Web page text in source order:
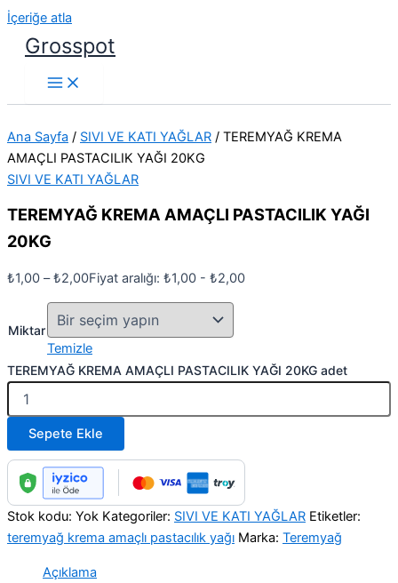
İçeriğe atla
Grosspot
Ana Sayfa / SIVI VE KATI YAĞLAR / TEREMYAĞ KREMA
AMAÇLI PASTACILIK YAĞI 20KG
SIVI VE KATI YAĞLAR
TEREMYAĞ KREMA AMAÇLI PASTACILIK YAĞI
20KG
₺1,00 –₺2,00Fiyat aralığı: ₺1,00 - ₺2,00
Miktar
Temizle
TEREMYAĞ KREMA AMAÇLI PASTACILIK YAĞI 20KG adet
Sepete Ekle
Stok kodu: Yok Kategoriler: SIVI VE KATI YAĞLAR Etiketler:
teremyağ krema amaçlı pastacılık yağı Marka: Teremyağ
Açıklama